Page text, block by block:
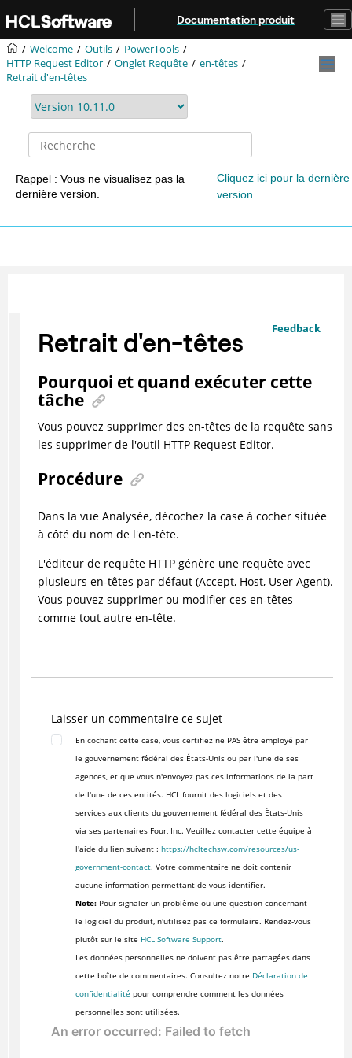
Aller au contenu principal
Documentation produit
Welcome Outils
PowerTools
HTTP Request Editor
Onglet Requête
en-têtes
Retrait d'en-têtes
Rappel : Vous ne visualisez pas la
dernière version.
Cliquez ici pour la dernière
version.
Feedback
Retrait d'en-têtes
Pourquoi et quand exécuter cette
tâche
Vous pouvez supprimer des en-têtes de la requête sans
les supprimer de l'outil HTTP Request Editor.
Procédure
Dans la vue Analysée, décochez la case à cocher située
à côté du nom de l'en-tête.
L'éditeur de requête HTTP génère une requête avec
plusieurs en-têtes par défaut (Accept, Host, User Agent).
Vous pouvez supprimer ou modifier ces en-têtes
comme tout autre en-tête.
Laisser un commentaire ce sujet
En cochant cette case, vous certifiez ne PAS être employé par
le gouvernement fédéral des États-Unis ou par l'une de ses
agences, et que vous n'envoyez pas ces informations de la part
de l'une de ces entités. HCL fournit des logiciels et des
services aux clients du gouvernement fédéral des États-Unis
via ses partenaires Four, Inc. Veuillez contacter cette équipe à
l'aide du lien suivant : https://hcltechsw.com/resources/us-
government-contact. Votre commentaire ne doit contenir
aucune information permettant de vous identifier.
Note:Pour signaler un problème ou une question concernant
le logiciel du produit, n'utilisez pas ce formulaire. Rendez-vous
plutôt sur le site HCL Software Support.
Les données personnelles ne doivent pas être partagées dans
cette boîte de commentaires. Consultez notre Déclaration de
confidentialité pour comprendre comment les données
personnelles sont utilisées.